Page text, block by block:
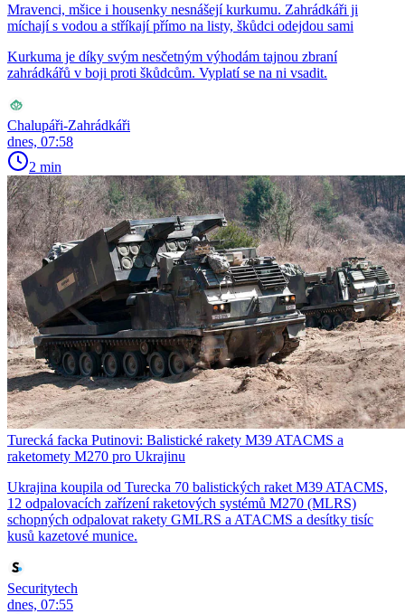
Mravenci, mšice i housenky nesnášejí kurkumu. Zahrádkáři ji
míchají s vodou a stříkají přímo na listy, škůdci odejdou sami
Kurkuma je díky svým nesčetným výhodám tajnou zbraní
zahrádkářů v boji proti škůdcům. Vyplatí se na ni vsadit.
Chalupáři-Zahrádkáři
dnes, 07:58
2 min
Turecká facka Putinovi: Balistické rakety M39 ATACMS a
raketomety M270 pro Ukrajinu
Ukrajina koupila od Turecka 70 balistických raket M39 ATACMS,
12 odpalovacích zařízení raketových systémů M270 (MLRS)
schopných odpalovat rakety GMLRS a ATACMS a desítky tisíc
kusů kazetové munice.
Securitytech
dnes, 07:55